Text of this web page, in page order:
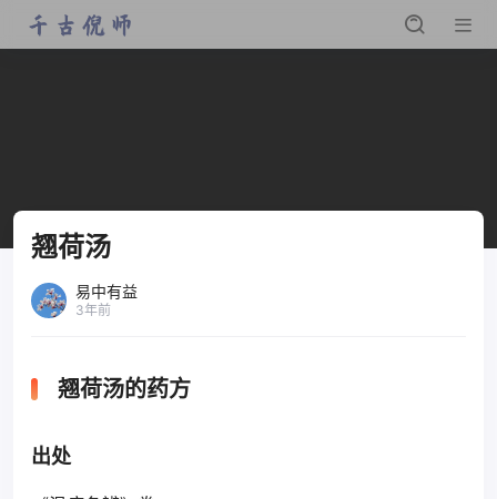
翘荷汤
易中有益
3年前
翘荷汤的药方
出处